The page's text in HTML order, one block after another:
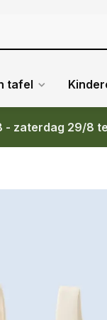
tafel
zaterdag 29/8